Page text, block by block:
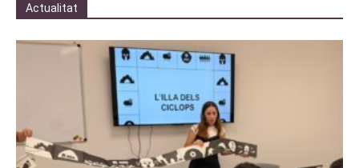
Actualitat